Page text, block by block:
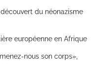
du néonazisme
européenne en Afrique
nous son corps»,